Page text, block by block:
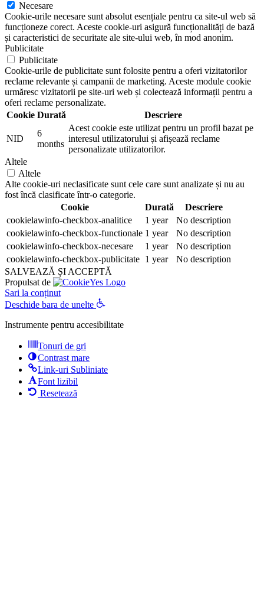
Necesare
Cookie-urile necesare sunt absolut esențiale pentru ca site-ul web să
funcționeze corect. Aceste cookie-uri asigură funcționalități de bază
și caracteristici de securitate ale site-ului web, în mod anonim.
Publicitate
Publicitate
Cookie-urile de publicitate sunt folosite pentru a oferi vizitatorilor
reclame relevante și campanii de marketing. Aceste module cookie
urmăresc vizitatorii pe site-uri web și colectează informații pentru a
oferi reclame personalizate.
Cookie Durată Descriere
NID
6
months
Acest cookie este utilizat pentru un profil bazat pe
interesul utilizatorului și afișează reclame
personalizate utilizatorilor.
Altele
Altele
Alte cookie-uri neclasificate sunt cele care sunt analizate și nu au
fost încă clasificate într-o categorie.
Cookie
Durată
Descriere
cookielawinfo-checkbox-analitice
1 year
No description
cookielawinfo-checkbox-functionale 1 year
No description
cookielawinfo-checkbox-necesare
1 year
No description
cookielawinfo-checkbox-publicitate 1 year
No description
SALVEAZĂ ȘI ACCEPTĂ
Propulsat de
Sari la conținut
Deschide bara de unelte
Instrumente pentru accesibilitate
Tonuri de gri
Contrast mare
Link-uri Subliniate
Font lizibil
Resetează